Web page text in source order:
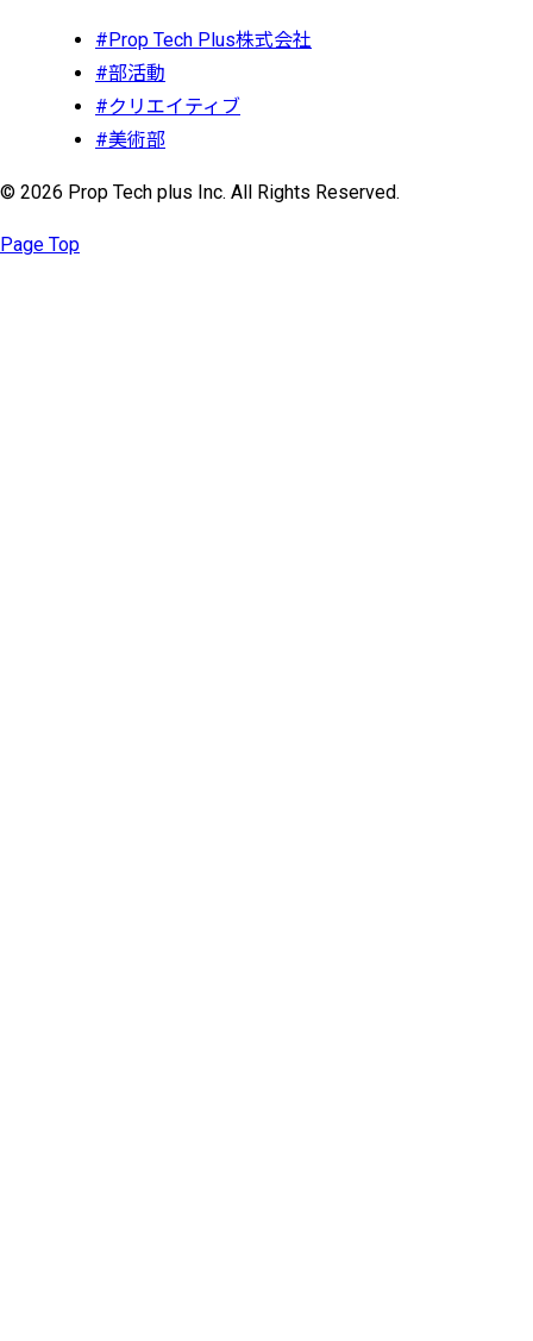
#Prop Tech Plus株式会社
#部活動
#クリエイティブ
#美術部
© 2026 Prop Tech plus Inc. All Rights Reserved.
Page Top